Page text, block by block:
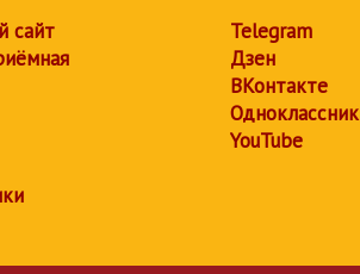
сайт
Telegram
Дзен
ВКонтакте
YouTube